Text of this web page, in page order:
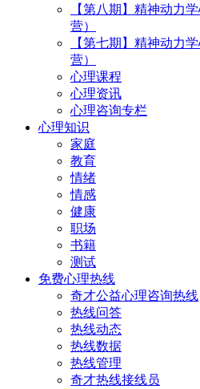
【第八期】精神动力
营）
【第七期】精神动力
营）
心理课程
心理资讯
心理咨询专栏
心理知识
家庭
教育
情绪
情感
健康
职场
书籍
测试
免费心理热线
奇才公益心理咨询热线
热线问答
热线动态
热线数据
热线管理
奇才热线接线员